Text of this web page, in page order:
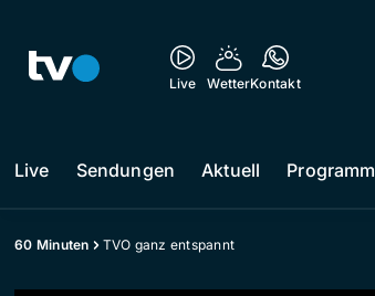
Live WetterKontakt
Live Sendungen Aktuell Programm
60 Minuten TVO ganz entspannt